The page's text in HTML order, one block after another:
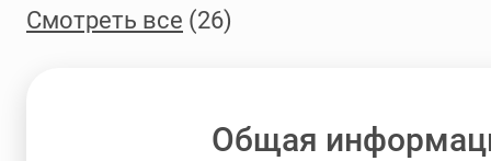
Смотреть все (26)
Общая